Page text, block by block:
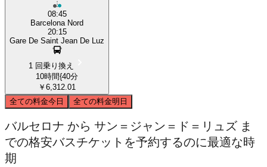
08:45
Barcelona Nord
20:15
Gare De Saint Jean De Luz
1 回乗り換え
10時間{40分
￥6,312.01
全ての料金今日 全ての料金明日
バルセロナ から サン＝ジャン＝ド＝リュズ ま
での格安バスチケットを予約するのに最適な時
期